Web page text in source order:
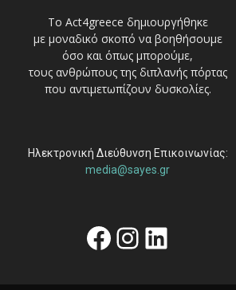
Το Act4greece δημιουργήθηκε
με μοναδικό σκοπό να βοηθήσουμε
όσο και όπως μπορούμε,
τους ανθρώπους της διπλανής πόρτας
που αντιμετωπίζουν δυσκολίες.
Ηλεκτρονική Διεύθυνση Επικοινωνίας:
media@sayes.gr
Facebook
Instagram
Linkedin